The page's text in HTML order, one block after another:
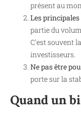
présent au
Les
partie du
C'est souvent
investisseurs.
Ne pas être
porte sur la
Quand un